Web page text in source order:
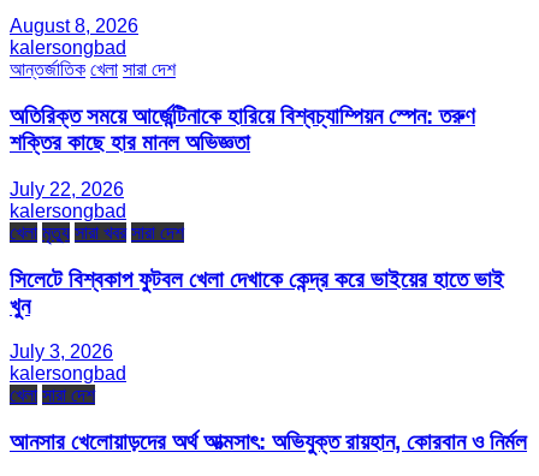
August 8, 2026
kalersongbad
আন্তর্জাতিক খেলা সারা দেশ
অতিরিক্ত সময়ে আর্জেন্টিনাকে হারিয়ে বিশ্বচ্যাম্পিয়ন স্পেন: তরুণ
শক্তির কাছে হার মানল অভিজ্ঞতা
July 22, 2026
kalersongbad
খেলা মৃত্যু সারা খবর সারা দেশ
সিলেটে বিশ্বকাপ ফুটবল খেলা দেখাকে কেন্দ্র করে ভাইয়ের হাতে ভাই
খুন
July 3, 2026
kalersongbad
খেলা সারা দেশ
আনসার খেলোয়াড়দের অর্থ আত্মসাৎ: অভিযুক্ত রায়হান, কোরবান ও নির্মল